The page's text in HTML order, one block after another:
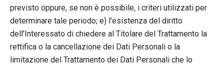
previsto oppure, se non è possibile, i criteri utilizzati per
determinare tale periodo; e) l’esistenza del diritto
dell’Interessato di chiedere al Titolare del Trattamento la
rettifica o la cancellazione dei Dati Personali o la
limitazione del Trattamento dei Dati Personali che lo